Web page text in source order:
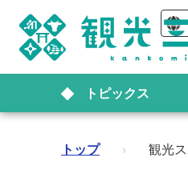
トピックス
トップ › 観光